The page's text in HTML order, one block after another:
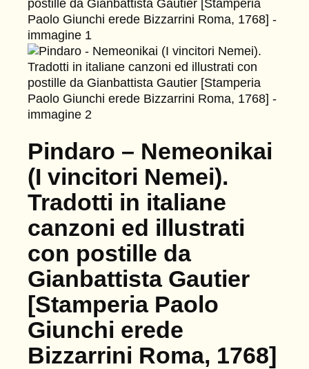
Pindaro – Nemeonikai
(I vincitori Nemei).
Tradotti in italiane
canzoni ed illustrati
con postille da
Gianbattista Gautier
[Stamperia Paolo
Giunchi erede
Bizzarrini Roma, 1768]